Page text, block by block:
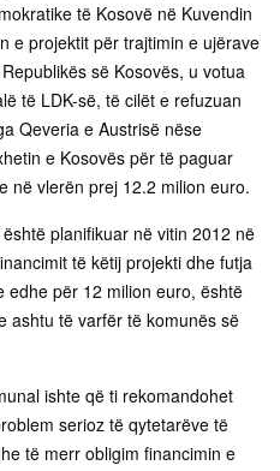
të Kosovë në Kuvendin
e projektit për trajtimin e ujërave
së Kosovës, u votua
të LDK-së, të cilët e refuzuan
Qeveria e Austrisë nëse
e Kosovës për të paguar
në vlerën prej 12.2 milion euro.
planifikuar në vitin 2012 në
të këtij projekti dhe futja
edhe për 12 milion euro, është
ashtu të varfër të komunës së
ishte që ti rekomandohet
serioz të qytetarëve të
të merr obligim financimin e